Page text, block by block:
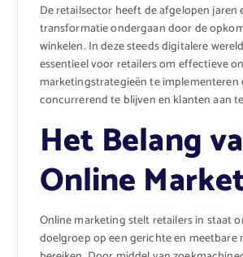
De retailsector heeft de afgelopen jaren
transformatie ondergaan door de
winkelen. In deze steeds digitalere
essentieel voor retailers om effectieve
marketingstrategieën te implementeren
concurrerend te blijven en klanten aan
Het Belang
Online
Online marketing stelt retailers in staat
doelgroep op een gerichte en meetbare